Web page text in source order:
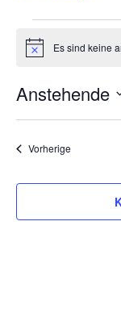
Veranstaltungen
HinweisEs sind keine
Anstehende
wählen.
Vorherige